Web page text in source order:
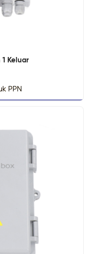
Keluar
PPN